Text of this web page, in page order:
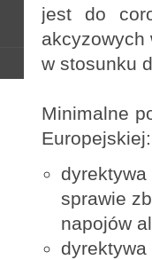
jest do
akcyzowych
w stosunku
Minimalne
Europejskiej:
sprawie
napojów
dyrektywa